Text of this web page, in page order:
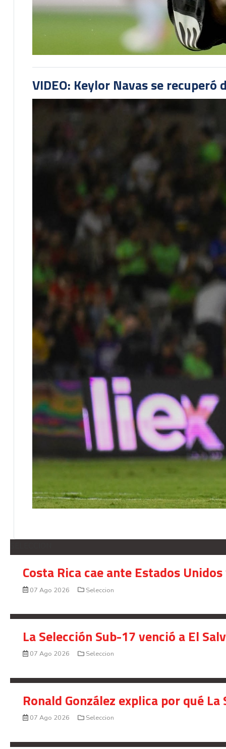
VIDEO: Keylor Navas se
Costa Rica cae ante Estados
07 Ago 2026 Seleccion
La Selección Sub-17 venció a El
07 Ago 2026 Seleccion
Ronald González explica por qué
07 Ago 2026 Seleccion